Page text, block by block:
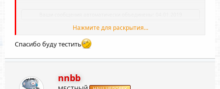
Если ставлю 1000, то сразу пожар
Нажмите для раскрытия...
Спасибо буду тестить
nnbb